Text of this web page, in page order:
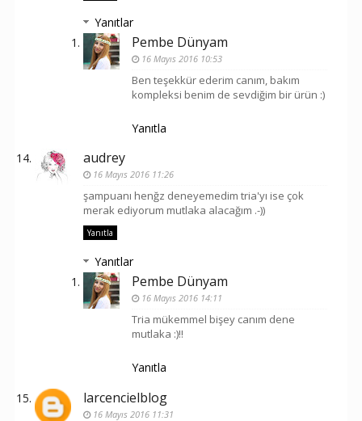
Yanıtlar
Pembe Dünyam
16 Mayıs 2016 10:53
Ben teşekkür ederim canım, bakım
kompleksi benim de sevdiğim bir ürün :)
Yanıtla
audrey
16 Mayıs 2016 11:26
şampuanı henğz deneyemedim tria'yı ise çok
merak ediyorum mutlaka alacağım .-))
Yanıtla
Yanıtlar
Pembe Dünyam
16 Mayıs 2016 14:11
Tria mükemmel bişey canım dene
mutlaka :)!!
Yanıtla
larcencielblog
16 Mayıs 2016 11:31